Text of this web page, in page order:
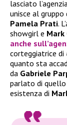
lasciato
unisce al
Pamela Prati.
showgirl e Mark
anche
corteggiatrice di
quanto sta
da Gabriele
parlato di
esistenza di